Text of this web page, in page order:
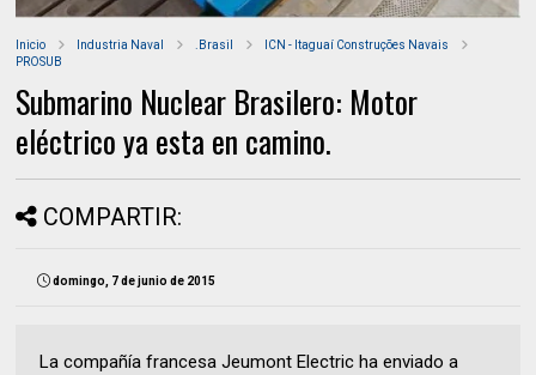
Inicio Industria Naval .Brasil
ICN - Itaguaí Construções Navais
PROSUB
Submarino Nuclear Brasilero: Motor
eléctrico ya esta en camino.
COMPARTIR:
domingo, 7 de junio de 2015
La compañía francesa Jeumont Electric ha enviado a